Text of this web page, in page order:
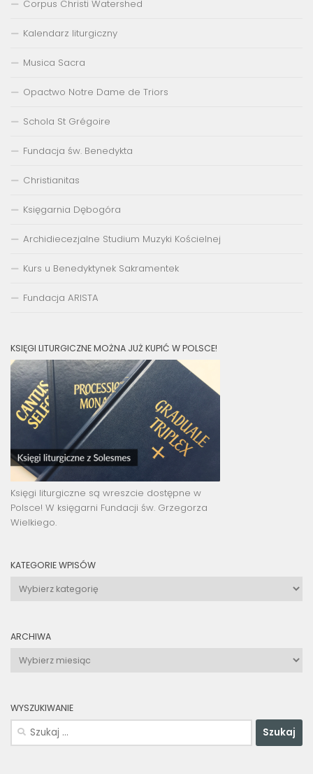
Corpus Christi Watershed
Kalendarz liturgiczny
Musica Sacra
Opactwo Notre Dame de Triors
Schola St Grégoire
Fundacja św. Benedykta
Christianitas
Księgarnia Dębogóra
Archidiecezjalne Studium Muzyki Kościelnej
Kurs u Benedyktynek Sakramentek
Fundacja ARISTA
KSIĘGI LITURGICZNE MOŻNA JUŻ KUPIĆ W POLSCE!
Księgi liturgiczne są wreszcie dostępne w
Polsce! W księgarni Fundacji św. Grzegorza
Wielkiego.
KATEGORIE WPISÓW
Kategorie
wpisów
ARCHIWA
Archiwa
WYSZUKIWANIE
Szukaj: